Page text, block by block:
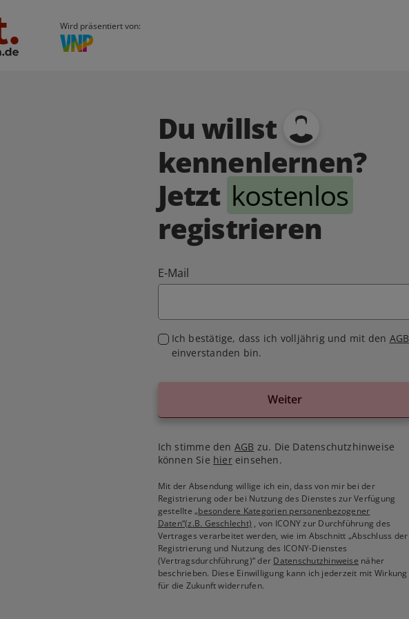
Wird präsentiert von:
Du willst
kennenlernen?
Jetzt kostenlos
registrieren
E-Mail
Ich bestätige, dass ich volljährig und mit den AGB
einverstanden bin.
Weiter
Ich stimme den AGB zu. Die Datenschutzhinweise
können Sie hiereinsehen.
Mit der Absendung willige ich ein, dass von mir bei der
Registrierung oder bei Nutzung des Dienstes zur Verfügung
gestellte„besondere Kategorien personenbezogener
Daten“(z.B. Geschlecht) , von ICONY zur Durchführung des
Vertrages verarbeitet werden, wie im Abschnitt „Abschluss der
Registrierung und Nutzung des ICONY-Dienstes
(Vertragsdurchführung)“ der Datenschutzhinweise näher
beschrieben. Diese Einwilligung kann ich jederzeit mit Wirkung
für die Zukunft widerrufen.